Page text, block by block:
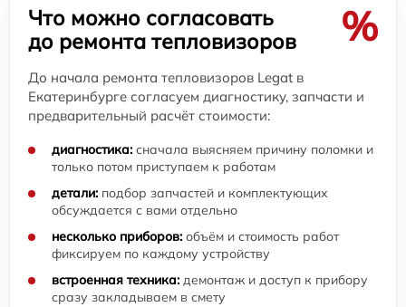
Что можно согласовать
до ремонта тепловизоров
%
До начала ремонта тепловизоров Legat в
Екатеринбурге согласуем диагностику, запчасти и
предварительный расчёт стоимости:
диагностика: сначала выясняем причину поломки и
только потом приступаем к работам
детали: подбор запчастей и комплектующих
обсуждается с вами отдельно
несколько приборов: объём и стоимость работ
фиксируем по каждому устройству
встроенная техника: демонтаж и доступ к прибору
сразу закладываем в смету